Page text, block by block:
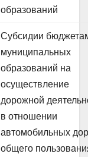
образований
Субсидии
муниципальных
образований на
осуществление
дорожной
в отношении
автомобильных
общего